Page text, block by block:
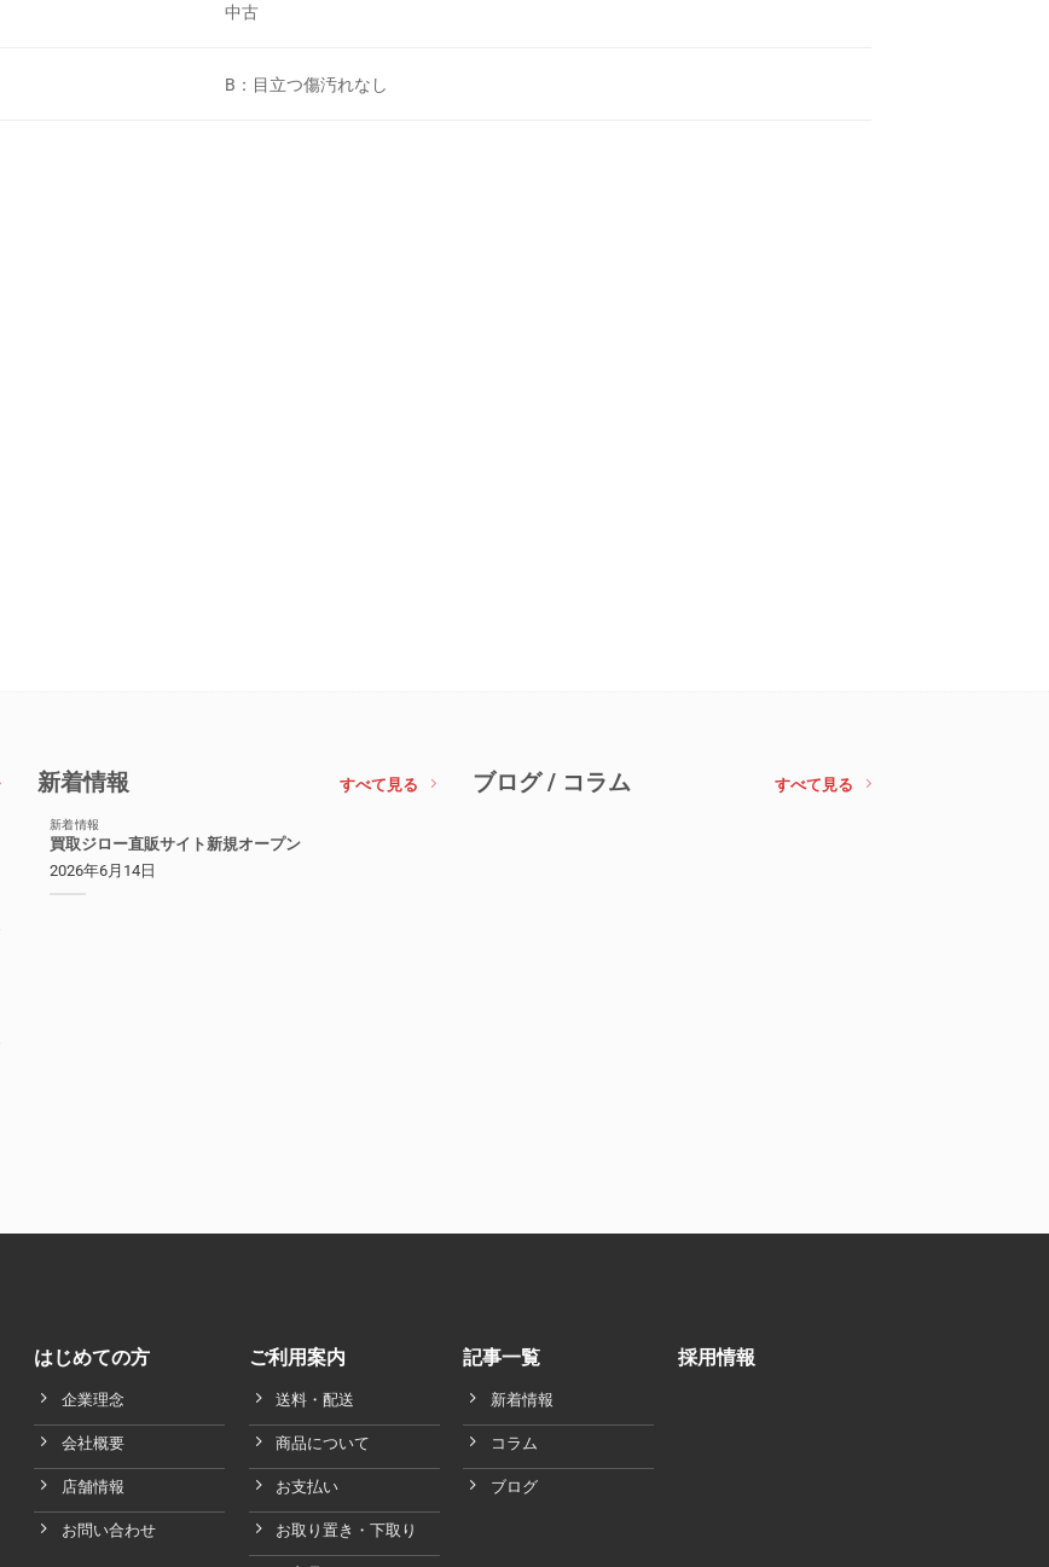
中古
B：目立つ傷汚れなし
新着情報 すべて見る
新着情報
買取ジロー直販サイト新規オープン
2026年6月14日
ブログ / コラム すべて見る
はじめての方
企業理念
会社概要
店舗情報
お問い合わせ
ご利用案内
送料・配送
商品について
お支払い
お取り置き・下取り
記事一覧
新着情報
コラム
ブログ
採用情報